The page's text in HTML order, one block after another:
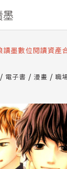
讀墨系統
務
讀墨數位閱讀資產
讀墨書櫃開通常見
店服務升級重要
讀墨系統
務
電子書 漫畫
職